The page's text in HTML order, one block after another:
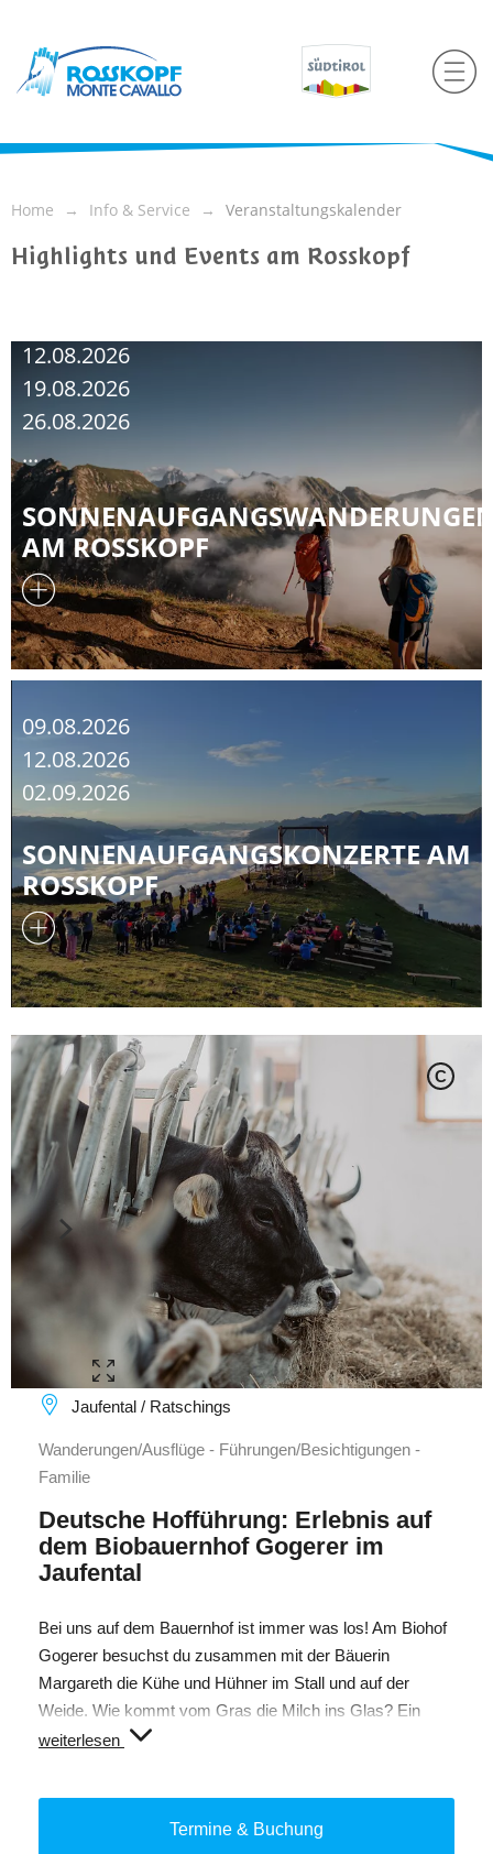
Home Info & Service Veranstaltungskalender
Highlights und Events am Rosskopf
12.08.2026
19.08.2026
26.08.2026
...
AM ROSSKOPF
09.08.2026
12.08.2026
02.09.2026
SONNENAUFGANGSKONZERTE AM
ROSSKOPF
C
Jaufental / Ratschings
Wanderungen/Ausflüge - Führungen/Besichtigungen -
Familie
Deutsche Hofführung: Erlebnis auf
dem Biobauernhof Gogerer im
Jaufental
Bei uns auf dem Bauernhof ist immer was los! Am Biohof
Gogerer besuchst du zusammen mit der Bäuerin
Margareth die Kühe und Hühner im Stall und auf der
Weide. Wie kommt vom Gras die Milch ins Glas? Ein
Erlebnis für Groß und Klein. Du kannst bei den Tieren
Milch und Biojoghurt zu verkosten.
weiterlesen
Termine & Buchung